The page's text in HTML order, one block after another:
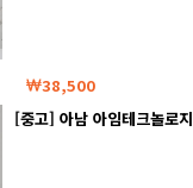
38,500
[중고] 아남 아임테크놀로지